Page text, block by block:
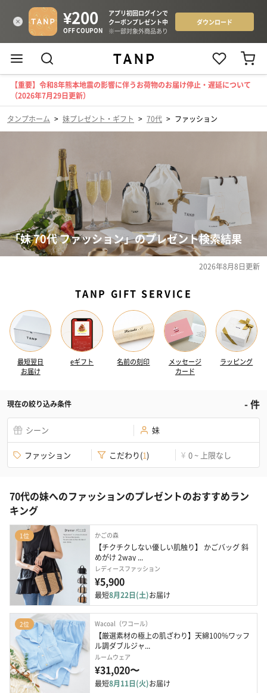
【重要】令和8年熊本地震の影響に伴うお荷物のお届け停止・遅延について
（2026年7月29日更新）
タンプホーム > 妹プレゼント・ギフト > 70代 > ファッション
「妹 70代 ファッション」のプレゼント検索結果
2026年8月8日更新
TANP GIFT SERVICE
最短翌日
お届け
eギフト 名前の刻印
メッセージ
カード
ラッピング
現在の絞り込み条件 -件
シーン 妹
ファッション こだわり(1) ¥ 0 ~ 上限なし
70代の妹へのファッションのプレゼントのおすすめラン
キング
1位 かごの森
【チクチクしない優しい肌触り】 かごバッグ 斜
めがけ 2way ...
レディースファッション
¥5,900
最短8月22日(土)お届け
2位 Wacoal（ワコール）
【厳選素材の極上の肌ざわり】天綿100%ワッフ
ル調ダブルジャ...
ルームウェア
¥31,020〜
最短8月11日(火)お届け